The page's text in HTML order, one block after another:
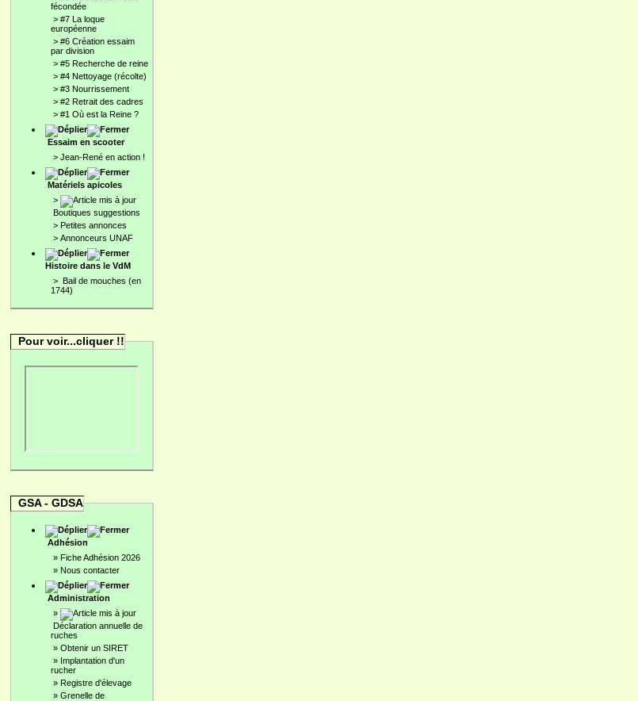
fécondée
> #7 La loque
européenne
> #6 Création essaim
par division
> #5 Recherche de reine
> #4 Nettoyage (récolte)
> #3 Nourrissement
> #2 Retrait des cadres
> #1 Où est la Reine ?
Essaim en scooter
> Jean-René en action !
Matériels apicoles
>
Boutiques suggestions
> Petites annonces
> Annonceurs UNAF
Histoire dans le VdM
> Bail de mouches (en
1744)
Pour voir...cliquer !!
GSA - GDSA
Adhésion
» Fiche Adhésion 2026
» Nous contacter
Administration
»
Déclaration annuelle de
ruches
» Obtenir un SIRET
» Implantation d'un
rucher
» Registre d'élevage
» Grenelle de